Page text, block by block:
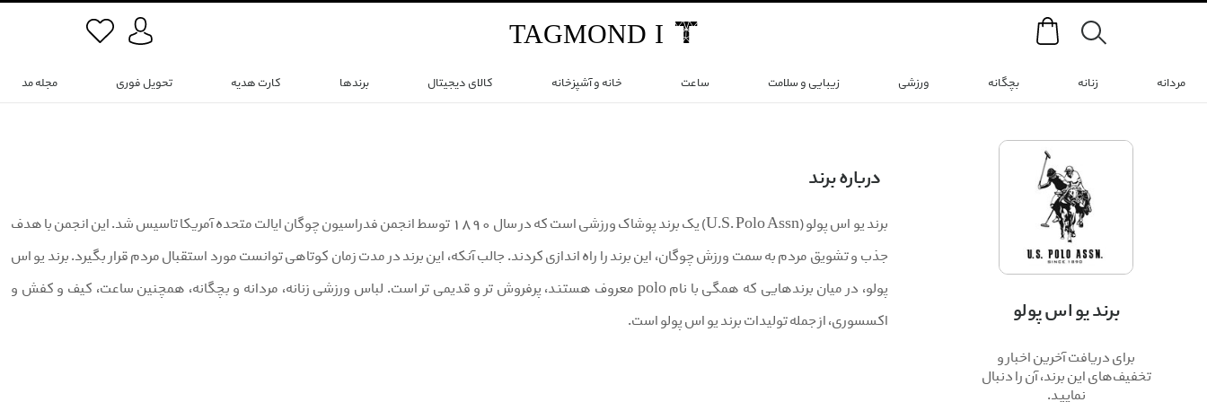
Search
TAGMOND I
مردانه زنانه بچگانه ورزشی زیبایی و سلامت ساعت خانه و آشپزخانه کالای دیجیتال برندها کارت هدیه تحویل فوری مجله مد
برند یو اس پولو
برای دریافت آخرین اخبار و
تخفیف‌های این برند، آن را دنبال
نمایید.
درباره برند
برند یو اس پولو (U.S. Polo Assn) یک برند پوشاک ورزشی است که در سال 1890 توسط انجمن فدراسیون چوگان ایالت متحده آمریکا تاسیس شد. این انجمن با هدف
جذب و تشویق مردم به سمت ورزش چوگان، این برند را راه اندازی کردند. جالب آنکه، این برند در مدت زمان کوتاهی توانست مورد استقبال مردم قرار بگیرد. برند یو اس
پولو، در میان برندهایی که همگی با نام polo معروف هستند، پرفروش تر و قدیمی تر است. لباس ورزشی زنانه، مردانه و بچگانه، همچنین ساعت، کیف و کفش و
اکسسوری، از جمله تولیدات برند یو اس پولو است.